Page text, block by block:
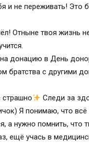
и не переживать! Это
Отныне твоя жизнь
донацию в День
братства с другими
Следи за
Я понимаю, что
а нужно помнить,
ещё учась в